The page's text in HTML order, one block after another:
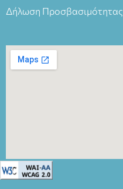
Δήλωση Προσβασιμότητας